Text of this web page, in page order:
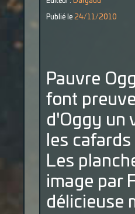
Publié le 24/11/2010
Pauvre
font
d'Oggy un
les
Les
image par
délicieuse